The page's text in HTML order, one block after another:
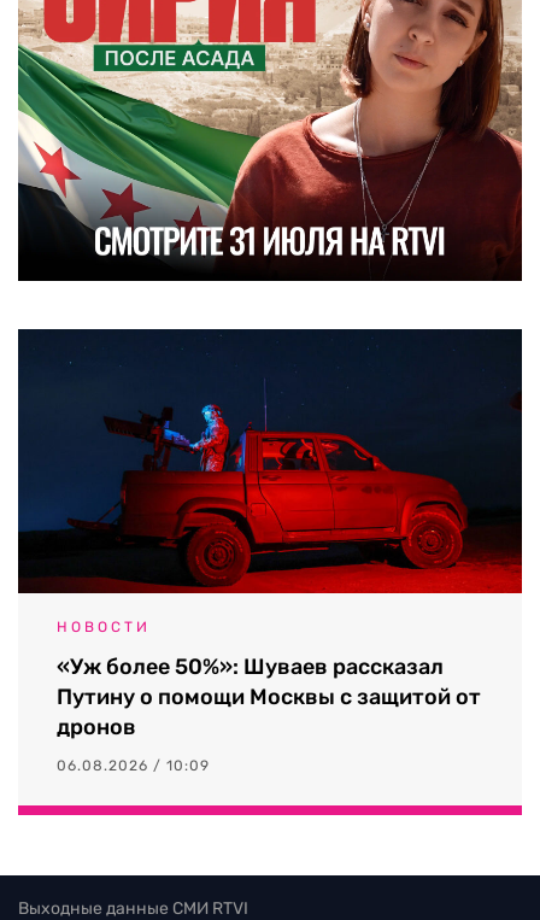
НОВОСТИ
«Уж более 50%»: Шуваев рассказал
Путину о помощи Москвы с защитой от
дронов
06.08.2026 / 10:09
Выходные данные СМИ RTVI